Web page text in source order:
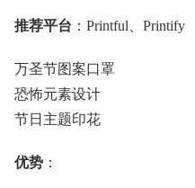
推荐平台 ：Printful、Printify
万圣节图案口罩
恐怖元素设计
节日主题印花
优势 ：